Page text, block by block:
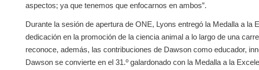
aspectos; ya que tenemos que enfocarnos en ambos”.
Durante la sesión de apertura de ONE, Lyons entregó la Medalla a la
dedicación en la promoción de la ciencia animal a lo largo de una
reconoce, además, las contribuciones de Dawson como educador,
Dawson se convierte en el 31.º galardonado con la Medalla a la